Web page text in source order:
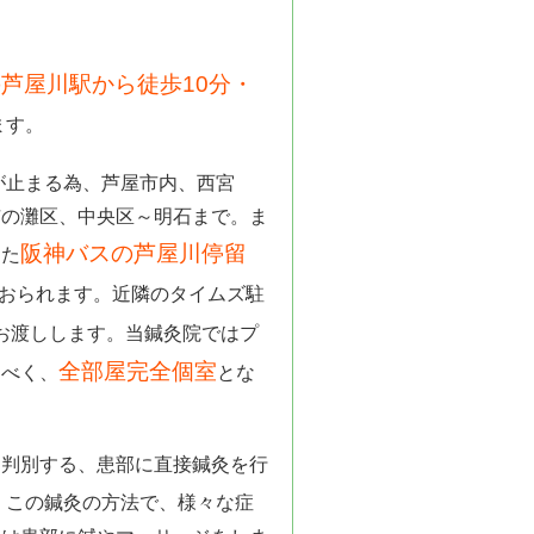
屋川駅から徒歩10分・
。
まる為、芦屋市内、西宮
灘区、中央区～明石まで。ま
阪神バスの芦屋川停留
られます。近隣のタイムズ駐
渡しします。当鍼灸院ではプ
く、 全部屋完全個室とな
別する、患部に直接鍼灸を行
の鍼灸の方法で、様々な症